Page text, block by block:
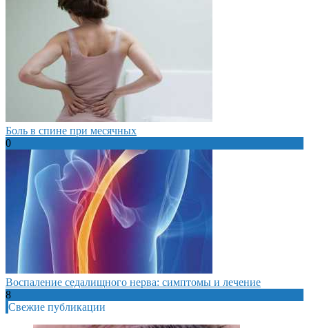
Боль в спине при месячных
0
Воспаление седалищного нерва: симптомы и лечение
8
Свежие публикации